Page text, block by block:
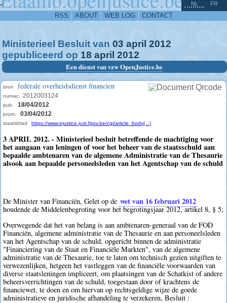
-
RSS ABOUT WEB LOG CONTACT
NL FR
Ministerieel Besluit van 03 april 2012
gepubliceerd op 18 april 2012
Een dienst van vzw OpenJustice.be
bron federale overheidsdienst financien
numac 2012003124
pub. 18/04/2012
prom. 03/04/2012
staatsblad https://www.ejustice.just.fgov.be/cgi/article_body(...)
3 APRIL 2012. - Ministerieel besluit betreffende de machtiging voor
het aangaan van leningen of voor het beheer van de staatsschuld aan
bepaalde ambtenaren van de algemene Administratie van de Thesaurie
alsook aan bepaalde personeelsleden van het Agentschap van de schuld
De Minister van Financiën, Gelet op de wet van 16 februari 2012
houdende de Middelenbegroting voor het begrotingsjaar 2012, artikel 8, § 5;
Overwegende dat het van belang is aan ambtenaren-generaal van de FOD
Financiën, algemene administratie van de Thesaurie en aan personeelsleden
van het Agentschap van de schuld, opgericht binnen de administratie
"Financiering van de Staat en Financiële Markten", van de algemene
administratie van de Thesaurie, toe te laten om technisch gezien uitgiften te
verwezenlijken, hetgeen het vastleggen van de financiële voorwaarden van
diverse staatsleningen impliceert, om plaatsingen van de Schatkist of andere
beheersverrichtingen van de schuld, toegestaan door of krachtens de
financiewet, te doen en om hiervan op rechtsgeldige wijze de goede
administratieve en juridische afhandeling te verzekeren, Besluit :
^